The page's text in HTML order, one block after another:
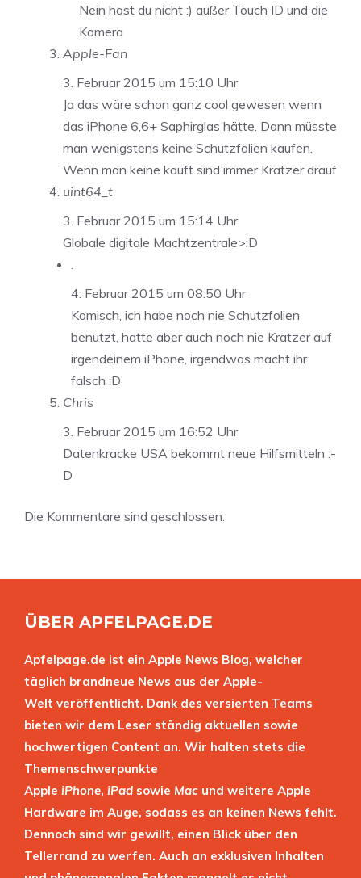
Nein hast du nicht :) außer Touch ID und die
Kamera
Apple-Fan
3. Februar 2015 um 15:10 Uhr
Ja das wäre schon ganz cool gewesen wenn
das iPhone 6,6+ Saphirglas hätte. Dann müsste
man wenigstens keine Schutzfolien kaufen.
Wenn man keine kauft sind immer Kratzer drauf
uint64_t
3. Februar 2015 um 15:14 Uhr
Globale digitale Machtzentrale>:D
4. Februar 2015 um 08:50 Uhr
Komisch, ich habe noch nie Schutzfolien
benutzt, hatte aber auch noch nie Kratzer auf
irgendeinem iPhone, irgendwas macht ihr
falsch :D
Chris
3. Februar 2015 um 16:52 Uhr
Datenkracke USA bekommt neue Hilfsmitteln :-
D
Die Kommentare sind geschlossen.
ÜBER APFELPAGE.DE
Apfelpage.de ist ein Apple News Blog, welcher
täglich brandneue News aus der Apple-
Welt veröffentlicht. Dank des versierten Teams
bieten wir dem Leser ständig aktuellen sowie
hochwertigen Content an. Wir halten stets die
Themenschwerpunkte
Apple iPhone, iPad sowie Mac und weitere Apple
Hardware im Auge, sodass es an keinen News fehlt.
Dennoch sind wir gewillt, einen Blick über den
Tellerrand zu werfen. Auch an exklusiven Inhalten